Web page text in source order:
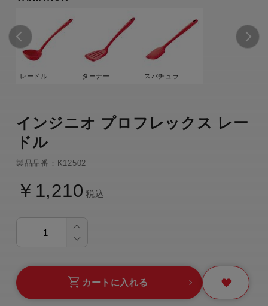
インジニオ プロフレックス レー
ドル
製品品番：K12502
￥1,210 税込
レードル ターナー スパチュラ
カートに入れる